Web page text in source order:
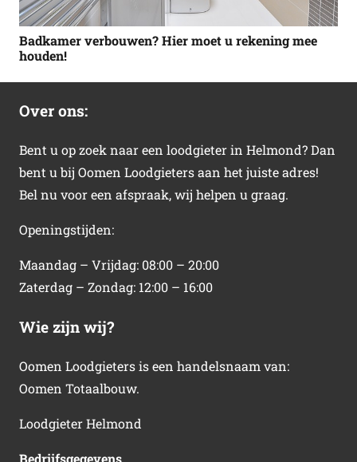
Badkamer verbouwen? Hier moet u rekening mee
houden!
Over ons:
Bent u op zoek naar een loodgieter in Helmond? Dan
bent u bij Oomen Loodgieters aan het juiste adres!
Bel nu voor een afspraak, wij helpen u graag.
Openingstijden:
Maandag – Vrijdag: 08:00 – 20:00
Zaterdag – Zondag: 12:00 – 16:00
Wie zijn wij?
Oomen Loodgieters is een handelsnaam van:
Oomen Totaalbouw.
Loodgieter Helmond
Bedrijfsgegevens